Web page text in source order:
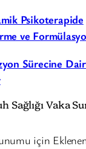
Psikoterapide
ve
Sürecine Dair
Sağlığı Vaka
için